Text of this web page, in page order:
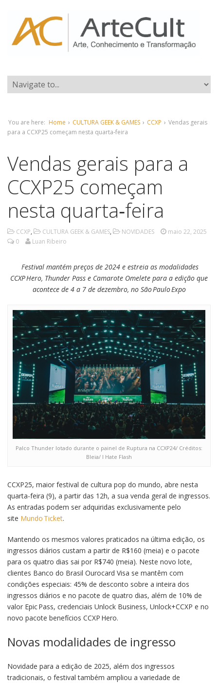
You are here: Home › CULTURA GEEK & GAMES › CCXP › Vendas gerais
para a CCXP25 começam nesta quarta‑feira
Vendas gerais para a
CCXP25 começam
nesta quarta‑feira
CCXP, CULTURA GEEK & GAMES, NOVIDADES
maio 22, 2025
0
Luan Ribeiro
Festival mantém preços de 2024 e estreia as modalidades
CCXP Hero, Thunder Pass e Camarote Omelete para a edição que
acontece de 4 a 7 de dezembro, no São Paulo Expo
Palco Thunder lotado durante o painel de Ruptura na CCXP24/ Créditos:
Bleia/ I Hate Flash
CCXP25, maior festival de cultura pop do mundo, abre nesta
quarta-feira (9), a partir das 12h, a sua venda geral de ingressos.
As entradas podem ser adquiridas exclusivamente pelo
site Mundo Ticket.
Mantendo os mesmos valores praticados na última edição, os
ingressos diários custam a partir de R$160 (meia) e o pacote
para os quatro dias sai por R$740 (meia). Neste novo lote,
clientes Banco do Brasil Ourocard Visa se mantêm com
condições especiais: 45% de desconto sobre a inteira dos
ingressos diários e no pacote de quatro dias, além de 10% de
valor Epic Pass, credenciais Unlock Business, Unlock+CCXP e no
novo pacote benefícios CCXP Hero.
Novas modalidades de ingresso
Novidade para a edição de 2025, além dos ingressos
tradicionais, o festival também ampliou a variedade de